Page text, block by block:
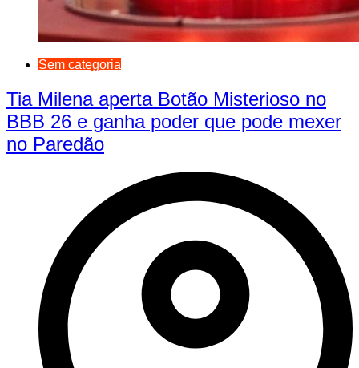
Sem categoria
Tia Milena aperta Botão Misterioso no
BBB 26 e ganha poder que pode mexer
no Paredão